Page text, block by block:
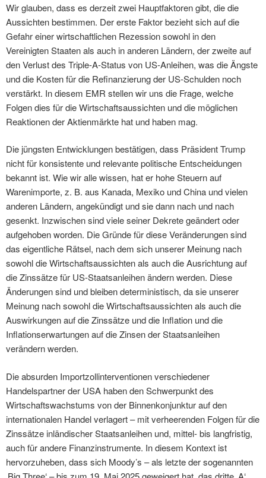
Wir glauben, dass es derzeit zwei Hauptfaktoren gibt, die die
Aussichten bestimmen. Der erste Faktor bezieht sich auf die
Gefahr einer wirtschaftlichen Rezession sowohl in den
Vereinigten Staaten als auch in anderen Ländern, der zweite auf
den Verlust des Triple-A-Status von US-Anleihen, was die Ängste
und die Kosten für die Refinanzierung der US-Schulden noch
verstärkt. In diesem EMR stellen wir uns die Frage, welche
Folgen dies für die Wirtschaftsaussichten und die möglichen
Reaktionen der Aktienmärkte hat und haben mag.
Die jüngsten Entwicklungen bestätigen, dass Präsident Trump
nicht für konsistente und relevante politische Entscheidungen
bekannt ist. Wie wir alle wissen, hat er hohe Steuern auf
Warenimporte, z. B. aus Kanada, Mexiko und China und vielen
anderen Ländern, angekündigt und sie dann nach und nach
gesenkt. Inzwischen sind viele seiner Dekrete geändert oder
aufgehoben worden. Die Gründe für diese Veränderungen sind
das eigentliche Rätsel, nach dem sich unserer Meinung nach
sowohl die Wirtschaftsaussichten als auch die Ausrichtung auf
die Zinssätze für US-Staatsanleihen ändern werden. Diese
Änderungen sind und bleiben deterministisch, da sie unserer
Meinung nach sowohl die Wirtschaftsaussichten als auch die
Auswirkungen auf die Zinssätze und die Inflation und die
Inflationserwartungen auf die Zinsen der Staatsanleihen
verändern werden.
Die absurden Importzollinterventionen verschiedener
Handelspartner der USA haben den Schwerpunkt des
Wirtschaftswachstums von der Binnenkonjunktur auf den
internationalen Handel verlagert – mit verheerenden Folgen für die
Zinssätze inländischer Staatsanleihen und, mittel- bis langfristig,
auch für andere Finanzinstrumente. In diesem Kontext ist
hervorzuheben, dass sich Moody’s – als letzte der sogenannten